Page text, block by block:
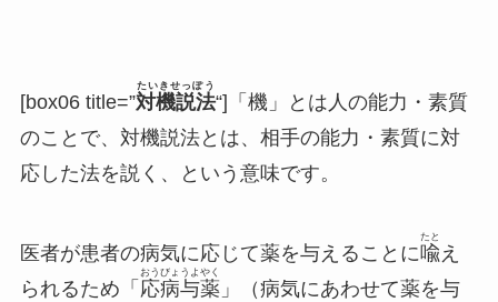
[box06 title=”対機説法
たいきせっぽう
“]「機」とは人の能力・素質
のことで、対機説法とは、相手の能力・素質に対
応した法を説く、という意味です。
医者が患者の病気に応じて薬を与えることに喩
たと
え
られるため「 応病与薬
おうびょうよやく
」（病気にあわせて薬を与